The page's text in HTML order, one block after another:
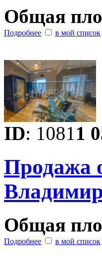
Общая
Подробнее в мой список
ID: 10811
Продажа
Общая
Подробнее в мой список